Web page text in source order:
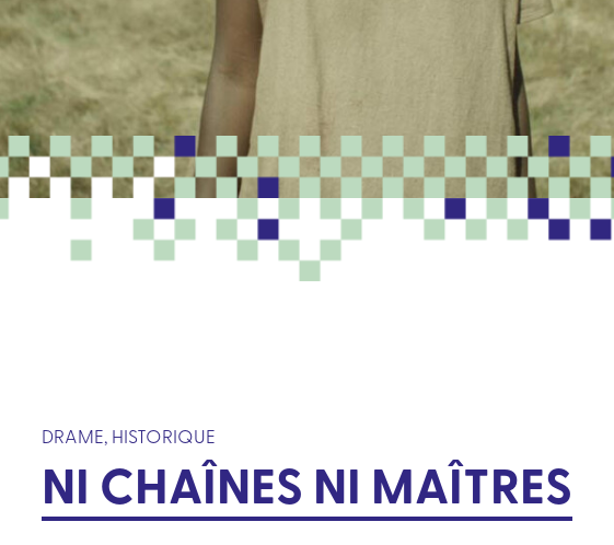
DRAME, HISTORIQUE
NI CHAÎNES NI MAÎTRES